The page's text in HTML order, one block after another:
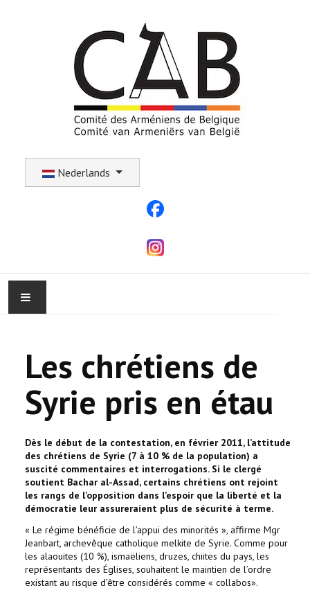
Nederlands
ACTUALITEIT
GEMEENSCHAP
🔔 VERKIEZINGEN 2026 🗳️
KERK
HAY DOUN
VERENIGINGEN
Les chrétiens de
Syrie pris en étau
Dès le début de la contestation, en février 2011, l’attitude
des chrétiens de Syrie (7 à 10 % de la population) a
suscité commentaires et interrogations. Si le clergé
soutient Bachar al-Assad, certains chrétiens ont rejoint
les rangs de l’opposition dans l’espoir que la liberté et la
démocratie leur assureraient plus de sécurité à terme.
« Le régime bénéficie de l’appui des minorités », affirme Mgr
Jeanbart, archevêque catholique melkite de Syrie. Comme pour
les alaouites (10 %), ismaëliens, druzes, chiites du pays, les
représentants des Églises, souhaitent le maintien de l’ordre
existant au risque d’être considérés comme « collabos».